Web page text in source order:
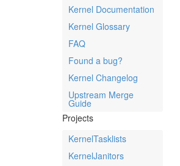
Kernel Documentation
Kernel Glossary
FAQ
Found a bug?
Kernel Changelog
Upstream Merge
Guide
Projects
KernelTasklists
KernelJanitors